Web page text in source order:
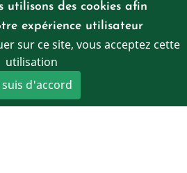
Horaires
au Samedi
08:30-20:00
utilisons des cookies afin
expérience utilisateur
sur ce site, vous acceptez cette
utilisation
suis d'accord